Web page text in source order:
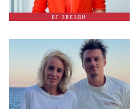
БГ ЗВЕЗДИ